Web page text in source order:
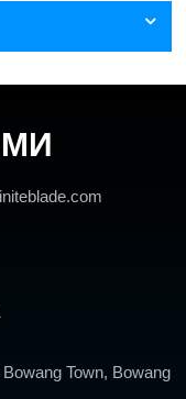
Town, Bowang